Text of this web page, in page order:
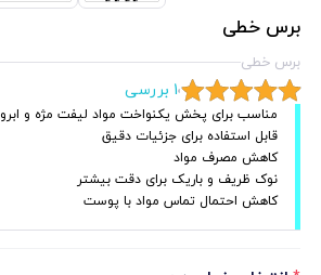
برس خطی
برس خطی
1 بررسی
مناسب برای پخش یکنواخت مواد لیفت مژه و ابرو
قابل استفاده برای جزئیات دقیق
کاهش مصرف مواد
نوک ظریف و باریک برای دقت بیشتر
کاهش احتمال تماس مواد با پوست